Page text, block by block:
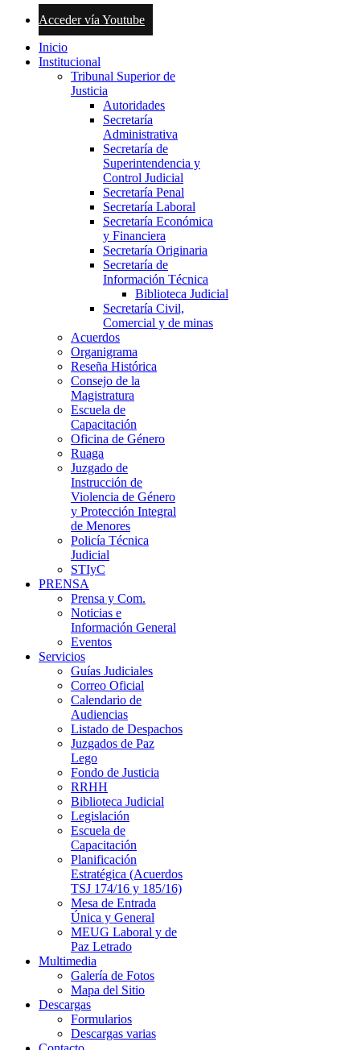
Acceder vía Youtube
Inicio
Institucional
Tribunal Superior de
Justicia
Autoridades
Secretaría
Administrativa
Secretaría de
Superintendencia y
Control Judicial
Secretaría Penal
Secretaría Laboral
Secretaría Económica
y Financiera
Secretaría Originaria
Secretaría de
Información Técnica
Biblioteca Judicial
Secretaría Civil,
Comercial y de minas
Acuerdos
Organigrama
Reseña Histórica
Consejo de la
Magistratura
Escuela de
Capacitación
Oficina de Género
Ruaga
Juzgado de
Instrucción de
Violencia de Género
y Protección Integral
de Menores
Policía Técnica
Judicial
STIyC
PRENSA
Prensa y Com.
Noticias e
Información General
Eventos
Servicios
Guías Judiciales
Correo Oficial
Calendario de
Audiencias
Listado de Despachos
Juzgados de Paz
Lego
Fondo de Justicia
RRHH
Biblioteca Judicial
Legislación
Escuela de
Capacitación
Planificación
Estratégica (Acuerdos
TSJ 174/16 y 185/16)
Mesa de Entrada
Única y General
MEUG Laboral y de
Paz Letrado
Multimedia
Galería de Fotos
Mapa del Sitio
Descargas
Formularios
Descargas varias